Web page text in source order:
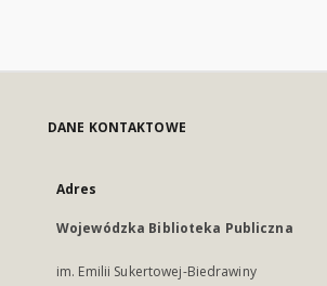
DANE KONTAKTOWE
Adres
Wojewódzka Biblioteka Publiczna
im. Emilii Sukertowej-Biedrawiny